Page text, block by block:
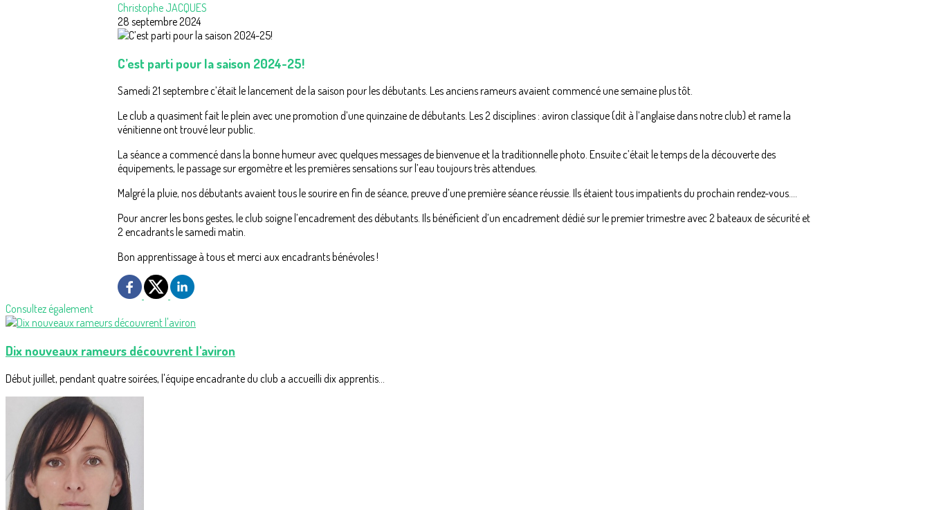
Christophe JACQUES
28 septembre 2024
C’est parti pour la saison 2024-25!
Samedi 21 septembre c’était le lancement de la saison pour les débutants. Les anciens rameurs avaient commencé une semaine plus tôt.
Le club a quasiment fait le plein avec une promotion d’une quinzaine de débutants. Les 2 disciplines : aviron classique (dit à l’anglaise dans notre club) et rame la
vénitienne ont trouvé leur public.
La séance a commencé dans la bonne humeur avec quelques messages de bienvenue et la traditionnelle photo. Ensuite c’était le temps de la découverte des
équipements, le passage sur ergomètre et les premières sensations sur l’eau toujours très attendues.
Malgré la pluie, nos débutants avaient tous le sourire en fin de séance, preuve d’une première séance réussie. Ils étaient tous impatients du prochain rendez-vous.…
Pour ancrer les bons gestes, le club soigne l’encadrement des débutants. Ils bénéficient d’un encadrement dédié sur le premier trimestre avec 2 bateaux de sécurité et
2 encadrants le samedi matin.
Bon apprentissage à tous et merci aux encadrants bénévoles !
Consultez également
Dix nouveaux rameurs découvrent l'aviron
Début juillet, pendant quatre soirées, l'équipe encadrante du club a accueilli dix apprentis...